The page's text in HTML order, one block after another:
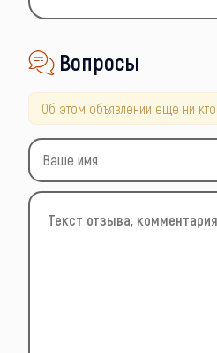
Вопросы
Об этом объявлении еще ни